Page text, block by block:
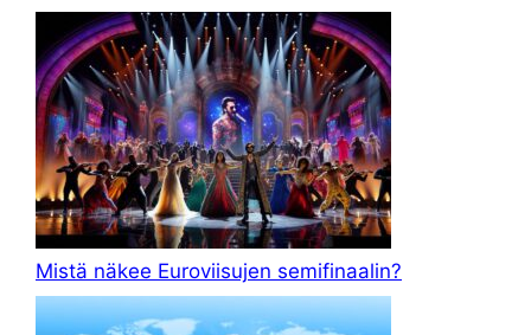
Mistä näkee Euroviisujen semifinaalin?